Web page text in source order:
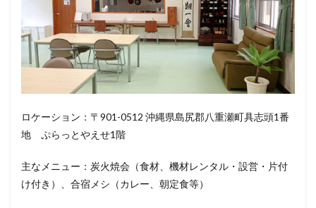
ロケーション：〒901-0512 沖縄県島尻郡八重瀬町具志頭1番
地 ぷらっとやえせ1階
主なメニュー：炭火焼会（食材、機材レンタル・設営・片付
け付き）、合宿メシ（カレー、朝定食等）